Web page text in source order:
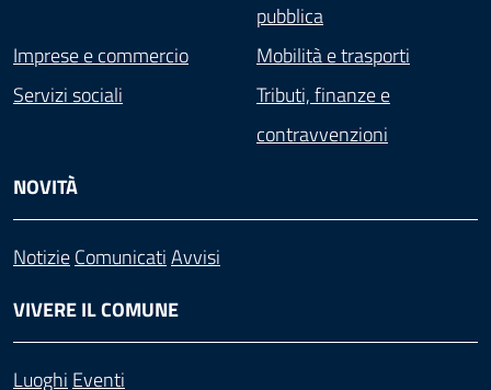
pubblica
Imprese e commercio
Mobilità e trasporti
Servizi sociali
Tributi, finanze e
contravvenzioni
NOVITÀ
NotizieComunicatiAvvisi
VIVERE IL COMUNE
Luoghi Eventi